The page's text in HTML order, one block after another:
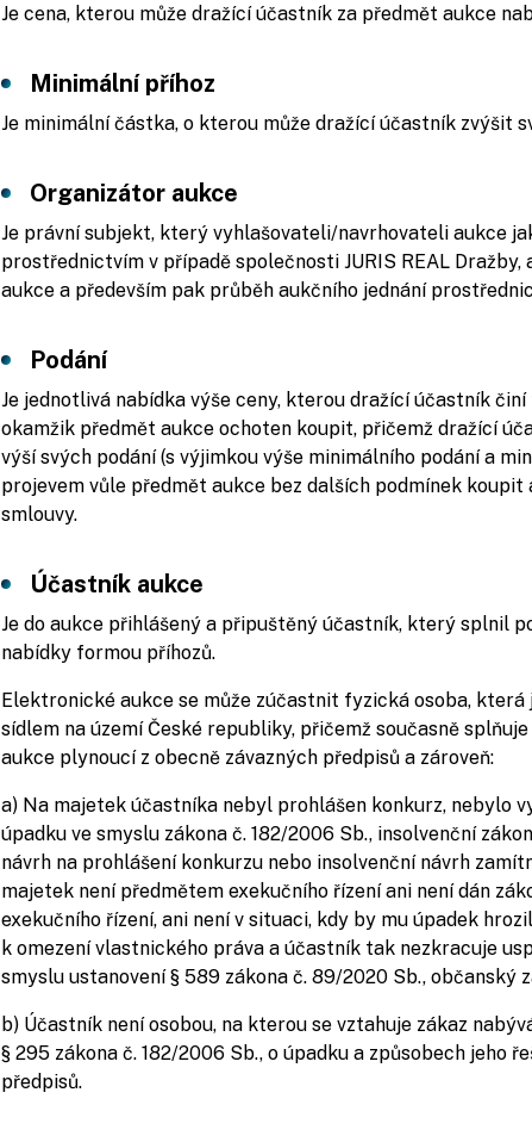
Je cena, kterou může dražící účastník za předmět aukce
Minimální příhoz
Je minimální částka, o kterou může dražící účastník zvýšit
Organizátor aukce
Je právní subjekt, který vyhlašovateli/navrhovateli aukce
prostřednictvím v případě společnosti JURIS REAL
aukce a především pak průběh aukčního jednání
Podání
Je jednotlivá nabídka výše ceny, kterou dražící účastník
okamžik předmět aukce ochoten koupit, přičemž dražící
výší svých podání (s výjimkou výše minimálního podání a
projevem vůle předmět aukce bez dalších podmínek koupit
smlouvy.
Účastník aukce
Je do aukce přihlášený a připuštěný účastník, který splnil
nabídky formou příhozů.
Elektronické aukce se může zúčastnit fyzická osoba,
sídlem na území České republiky, přičemž současně
aukce plynoucí z obecně závazných předpisů a zároveň:
a) Na majetek účastníka nebyl prohlášen konkurz, nebylo
úpadku ve smyslu zákona č. 182/2006 Sb., insolvenční
návrh na prohlášení konkurzu nebo insolvenční návrh
majetek není předmětem exekučního řízení ani není dán
exekučního řízení, ani není v situaci, kdy by mu úpadek
k omezení vlastnického práva a účastník tak nezkracuje
smyslu ustanovení § 589 zákona č. 89/2020 Sb., občanský
b) Účastník není osobou, na kterou se vztahuje zákaz
§ 295 zákona č. 182/2006 Sb., o úpadku a způsobech jeho
předpisů.